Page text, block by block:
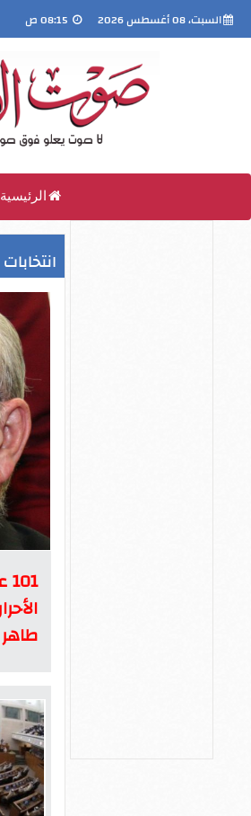
السبت، 08 أغسطس 2026
الرئيسية